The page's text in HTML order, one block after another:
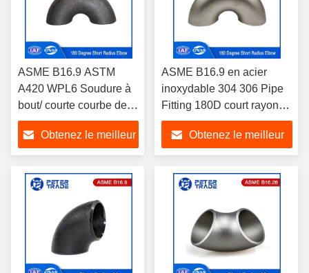
ASME B16.9 ASTM
A420 WPL6 Soudure à
bout/ courte courbe de
180 degrés sans couture
Obtenez le meilleur
ASME B16.9 en acier
inoxydable 304 306 Pipe
Fitting 180D court rayon
coude retour OEM OBM
Obtenez le meilleur